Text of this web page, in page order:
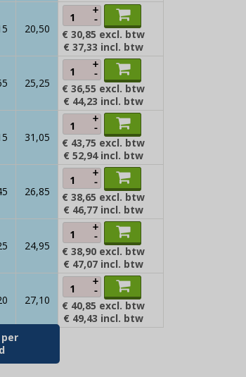
20,50
+
-
€ 30,85 excl. btw
€ 37,33 incl. btw
25,25
+
-
€ 36,55 excl. btw
€ 44,23 incl. btw
31,05
+
-
€ 43,75 excl. btw
€ 52,94incl. btw
26,85
+
-
€ 38,65 excl. btw
€ 46,77 incl. btw
24,95
+
-
€ 38,90 excl. btw
€ 47,07 incl. btw
27,10
+
-
€ 40,85 excl. btw
€ 49,43 incl. btw